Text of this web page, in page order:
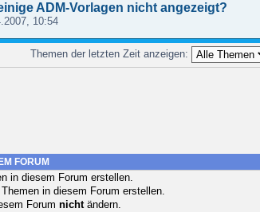
ADM-Vorlagen nicht angezeigt?
10:54
Themen der letzten Zeit anzeigen:
FORUM
in diesem Forum erstellen.
in diesem Forum erstellen.
Forumnichtändern.